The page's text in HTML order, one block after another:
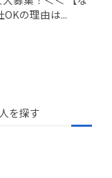
の理由は...
を探す